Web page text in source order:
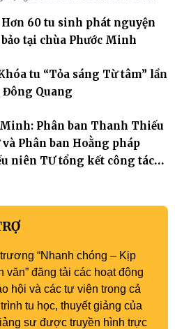
ngủi nhưng đã trở thành hành
giống thiện l
60 tu sinh phát nguyện
tại chùa Phước Minh
tu “Tỏa sáng Từ tâm” lần
Quang
Minh: Phân ban Thanh Thiếu
Phân ban Hoằng pháp
niên TƯ tổng kết công tác
“Nhanh chóng – Kịp
đăng tải các hoạt động
hội và các tự viện trong cả
tu học, thuyết giảng của
sư được truyền hình trực